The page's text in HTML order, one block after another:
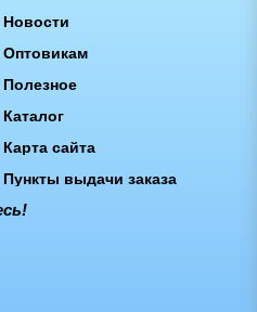
Новости
Оптовикам
Полезное
Каталог
Карта сайта
Пункты выдачи заказа